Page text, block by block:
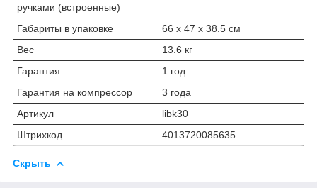
ручками (встроенные)
Габариты в упаковке
66 х 47 х 38.5 см
Вес
13.6 кг
Гарантия
1 год
Гарантия на компрессор
3 года
Артикул
libk30
Штрихкод
4013720085635
Скрыть